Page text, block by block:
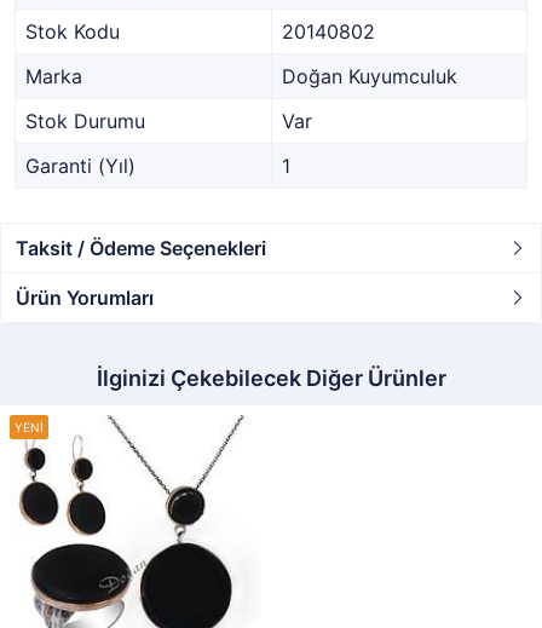
Stok Kodu
20140802
Marka
Doğan Kuyumculuk
Stok Durumu
Var
Garanti (Yıl)
1
Taksit / Ödeme Seçenekleri
Ürün Yorumları
İlginizi Çekebilecek Diğer Ürünler